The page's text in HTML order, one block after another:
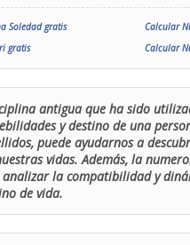
Soledad gratis
Calcular
gratis
Calcular
antigua que ha sido
y destino de una
puede ayudarnos a
vidas. Además, la
la compatibilidad y
de vida.